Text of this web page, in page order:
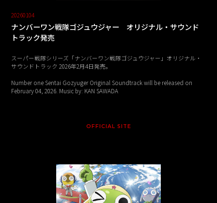
20260104
ナンバーワン戦隊ゴジュウジャー オリジナル・サウンド
トラック発売
スーパー戦隊シリーズ「ナンバーワン戦隊ゴジュウジャー」オリジナル・
サウンドトラック 2026年2月4日発売。
Number one Sentai Gozyuger Original Soundtrack will be released on
February 04, 2026. Music by: KAN SAWADA
OFFICIAL SITE